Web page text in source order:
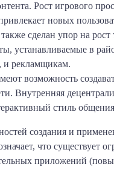
Рост игрового
новых
сделан упор на
устанавливаемые в
и рекламщикам.
возможность
Внутренняя
стиль
создания и
что существует
приложений